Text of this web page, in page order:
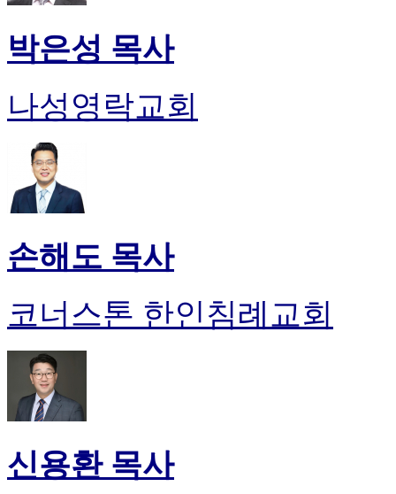
박은성 목사
나성영락교회
손해도 목사
코너스톤 한인침례교회
신용환 목사